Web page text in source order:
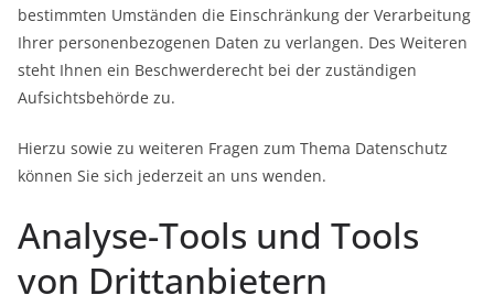
bestimmten Umständen die Einschränkung der Verarbeitung
Ihrer personenbezogenen Daten zu verlangen. Des Weiteren
steht Ihnen ein Beschwerderecht bei der zuständigen
Aufsichtsbehörde zu.
Hierzu sowie zu weiteren Fragen zum Thema Datenschutz
können Sie sich jederzeit an uns wenden.
Analyse-Tools und Tools
von Dritt­anbietern